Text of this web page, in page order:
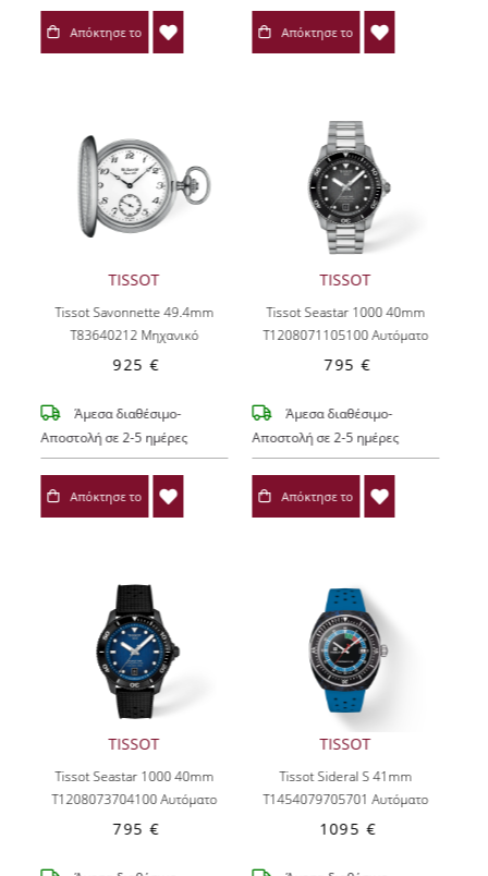
Απόκτησε το Απόκτησε το
TISSOT
Tissot Savonnette 49.4mm
T83640212 Μηχανικό
925 €
Άμεσα διαθέσιμο-
Αποστολή σε 2-5 ημέρες
Απόκτησε το
TISSOT
Tissot Seastar 1000 40mm
T1208071105100Αυτόματο
795 €
Άμεσα διαθέσιμο-
Αποστολή σε 2-5 ημέρες
Απόκτησε το
TISSOT
Tissot Seastar 1000 40mm
T1208073704100Αυτόματο
795 €
TISSOT
Tissot Sideral S 41mm
T1454079705701 Αυτόματο
1095 €